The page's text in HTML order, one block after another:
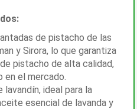
de pistacho de las
y Sirora, lo que garantiza
pistacho de alta calidad,
en el mercado.
lavandín, ideal para la
esencial de lavanda y